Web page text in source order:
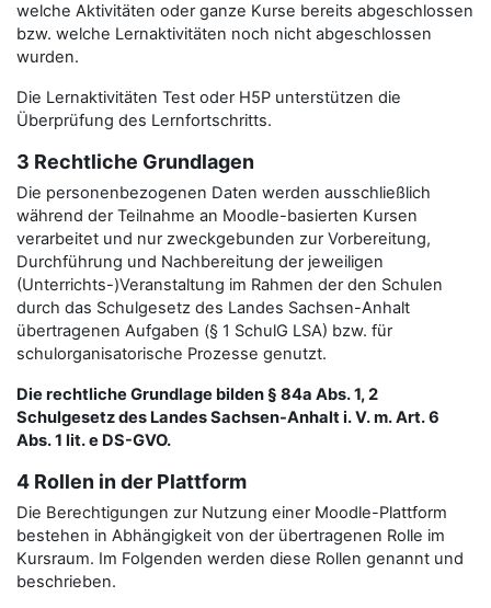
welche Aktivitäten oder ganze Kurse bereits abgeschlossen
bzw. welche Lernaktivitäten noch nicht abgeschlossen
wurden.
Die Lernaktivitäten Test oder H5P unterstützen die
Überprüfung des Lernfortschritts.
3 Rechtliche Grundlagen
Die personenbezogenen Daten werden ausschließlich
während der Teilnahme an Moodle-basierten Kursen
verarbeitet und nur zweckgebunden zur Vorbereitung,
Durchführung und Nachbereitung der jeweiligen
(Unterrichts-)Veranstaltung im Rahmen der den Schulen
durch das Schulgesetz des Landes Sachsen-Anhalt
übertragenen Aufgaben (§ 1 SchulG LSA) bzw. für
schulorganisatorische Prozesse genutzt.
Die rechtliche Grundlage bilden § 84a Abs. 1, 2
Schulgesetz des Landes Sachsen-Anhalt i. V. m. Art. 6
Abs. 1 lit. e DS-GVO.
4 Rollen in der Plattform
Die Berechtigungen zur Nutzung einer Moodle-Plattform
bestehen in Abhängigkeit von der übertragenen Rolle im
Kursraum. Im Folgenden werden diese Rollen genannt und
beschrieben.